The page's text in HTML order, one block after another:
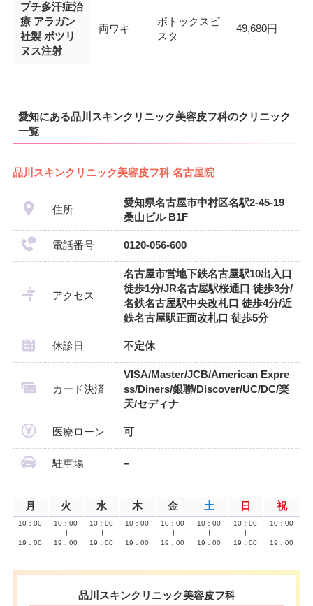
プチ多汗症治
療 アラガン
社製 ボツリ
ヌス注射
両ワキ
ボトックスビ
スタ
49,680円
愛知にある品川スキンクリニック美容皮フ科のクリニック
一覧
品川スキンクリニック美容皮フ科 名古屋院
住所
愛知県名古屋市中村区名駅2-45-19
桑山ビル B1F
電話番号 0120-056-600
アクセス
名古屋市営地下鉄名古屋駅10出入口
徒歩1分/JR名古屋駅桜通口 徒歩3分/
名鉄名古屋駅中央改札口 徒歩4分/近
鉄名古屋駅正面改札口 徒歩5分
休診日 不定休
カード決済
VISA/Master/JCB/American Expre
ss/Diners/銀聯/Discover/UC/DC/楽
天/セディナ
医療ローン 可
駐車場 –
月 火 水 木 金 土 日 祝
10：00
19：00
10：00
19：00
10：00
19：00
10：00
19：00
10：00
19：00
10：00
19：00
10：00
19：00
10：00
19：00
品川スキンクリニック美容皮フ科